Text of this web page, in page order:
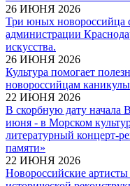
26 ИЮНЯ 2026
Три юных новороссийца
администрации
искусства.
26 ИЮНЯ 2026
Культура помогает
новороссийцам
22 ИЮНЯ 2026
В скорбную дату начала
июня - в Морском
литературный концерт-
памяти»
22 ИЮНЯ 2026
Новороссийские